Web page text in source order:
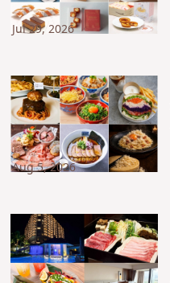
Jul 29, 2026
Aug 5, 2026